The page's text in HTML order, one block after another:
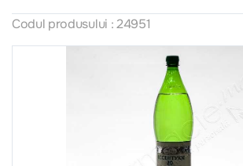
Codul produsului : 24951